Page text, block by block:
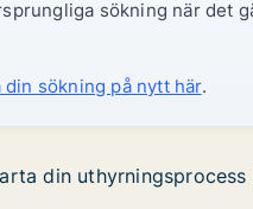
sökning när
din sökning på nytt här.
din